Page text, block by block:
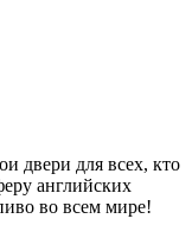
двери для всех, кто
английских
во всем мире!